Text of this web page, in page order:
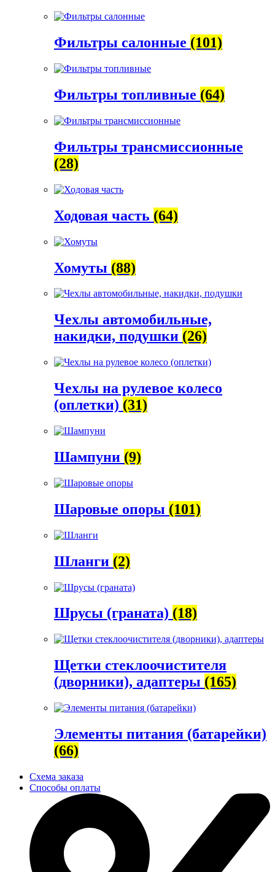
Фильтры салонные (101)
Фильтры топливные (64)
Фильтры трансмиссионные
(28)
Ходовая часть (64)
Хомуты (88)
Чехлы автомобильные,
накидки, подушки (26)
Чехлы на рулевое колесо
(оплетки) (31)
Шампуни (9)
Шаровые опоры (101)
Шланги (2)
Шрусы (граната) (18)
Щетки стеклоочистителя
(дворники), адаптеры (165)
Элементы питания (батарейки)
(66)
Схема заказа
Способы оплаты